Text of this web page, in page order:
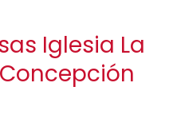
Iglesia La